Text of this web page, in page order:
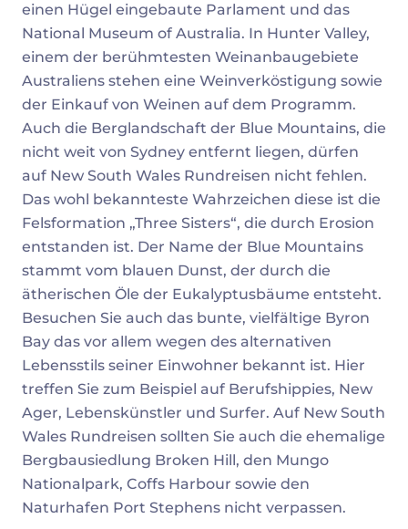
einen Hügel eingebaute Parlament und das
National Museum of Australia. In Hunter Valley,
einem der berühmtesten Weinanbaugebiete
Australiens stehen eine Weinverköstigung sowie
der Einkauf von Weinen auf dem Programm.
Auch die Berglandschaft der Blue Mountains, die
nicht weit von Sydney entfernt liegen, dürfen
auf New South Wales Rundreisen nicht fehlen.
Das wohl bekannteste Wahrzeichen diese ist die
Felsformation „Three Sisters“, die durch Erosion
entstanden ist. Der Name der Blue Mountains
stammt vom blauen Dunst, der durch die
ätherischen Öle der Eukalyptusbäume entsteht.
Besuchen Sie auch das bunte, vielfältige Byron
Bay das vor allem wegen des alternativen
Lebensstils seiner Einwohner bekannt ist. Hier
treffen Sie zum Beispiel auf Berufshippies, New
Ager, Lebenskünstler und Surfer. Auf New South
Wales Rundreisen sollten Sie auch die ehemalige
Bergbausiedlung Broken Hill, den Mungo
Nationalpark, Coffs Harbour sowie den
Naturhafen Port Stephens nicht verpassen.